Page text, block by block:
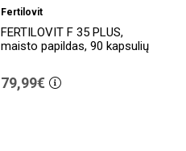
Fertilovit
FERTILOVIT F 35 PLUS,
maisto papildas, 90 kapsulių
79,99€